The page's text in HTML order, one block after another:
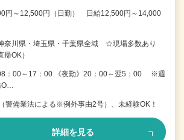
円～12,500円（日勤） 日給12,500円～14,000
奈川県・埼玉県・千葉県全域 ☆現場多数あり
帰OK）
08：00～17：00 《夜勤》20：00～翌5：00 ※週
O…
警備業法による※例外事由2号）、未経験OK！
詳細を見る